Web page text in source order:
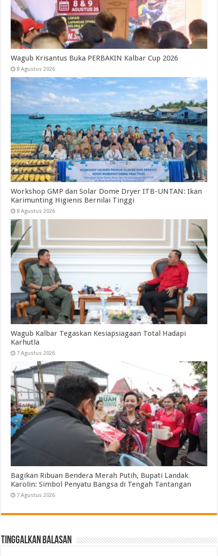
Wagub Krisantus Buka PERBAKIN Kalbar Cup 2026
8 Agustus 2026
Workshop GMP dan Solar Dome Dryer ITB-UNTAN: Ikan
Karimunting Higienis Bernilai Tinggi
8 Agustus 2026
Wagub Kalbar Tegaskan Kesiapsiagaan Total Hadapi
Karhutla
7 Agustus 2026
Bagikan Ribuan Bendera Merah Putih, Bupati Landak
Karolin: Simbol Penyatu Bangsa di Tengah Tantangan
7 Agustus 2026
Tinggalkan Balasan